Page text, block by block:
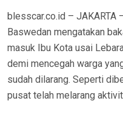
blesscar.co.id – JAKARTA
Baswedan mengatakan
masuk Ibu Kota usai
demi mencegah warga
sudah dilarang. Seperti
pusat telah melarang